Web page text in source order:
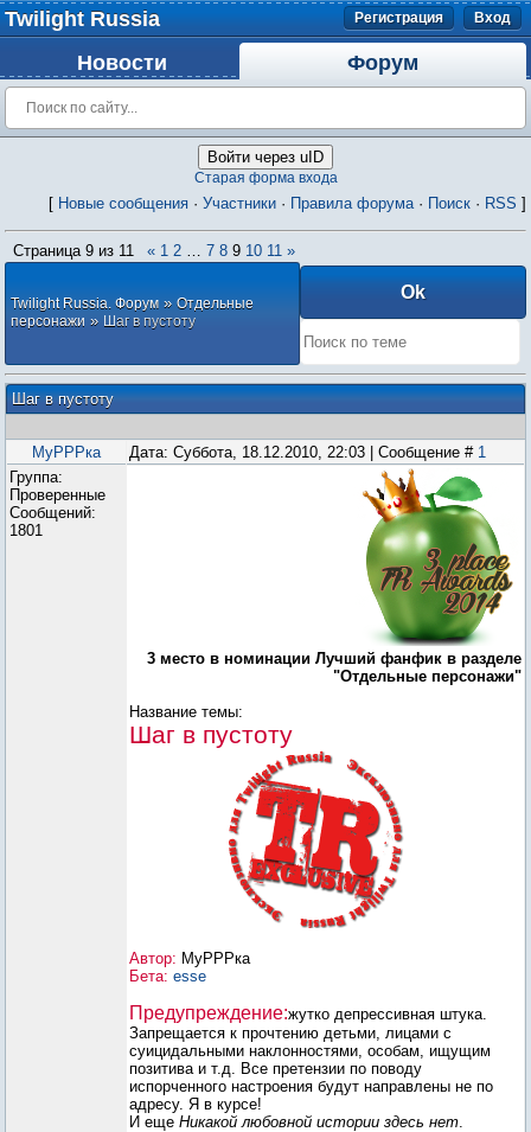
Twilight Russia Регистрация Вход
Новости Форум
Войти через uID
Старая форма входа
[ Новые сообщения · Участники · Правила форума· Поиск · RSS ]
Страница 9 из 11 « 1 2 … 7 8 9 10 11 »
Twilight Russia. Форум » Отдельные
персонажи » Шаг в пустоту
Шаг в пустоту
МуРРРка Дата: Суббота, 18.12.2010, 22:03 | Сообщение # 1
Группа:
Проверенные
Сообщений:
1801
3 место в номинации Лучший фанфик в разделе
"Отдельные персонажи"
Название темы:
Шаг в пустоту
Автор: МуРРРка
Бета: esse
Предупреждение:жутко депрессивная штука.
Запрещается к прочтению детьми, лицами с
суицидальными наклонностями, особам, ищущим
позитива и т.д. Все претензии по поводу
испорченного настроения будут направлены не по
адресу. Я в курсе!
И еще Никакой любовной истории здесь нет.